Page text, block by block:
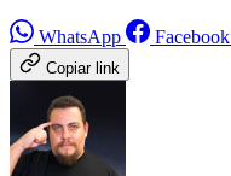
WhatsApp Facebook
Copiar link